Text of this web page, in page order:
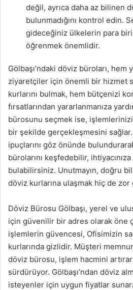
değil, ayrıca daha az bilinen
bulunmadığını kontrol edin.
gideceğiniz ülkelerin para
öğrenmek önemlidir.
Gölbaşı’ndaki döviz büroları, hem
ziyaretçiler için önemli bir hizmet
kurlarını bulmak, hem bütçenizi
fırsatlarından yararlanmanıza
bürosunu seçmek ise,
bir şekilde gerçekleşmesini
ipuçlarını göz önünde
bürolarını keşfedebilir,
bulabilirsiniz. Unutmayın, doğru
döviz kurlarına ulaşmak hiç de zor
Döviz Bürosu Gölbaşı, yerel ve
için güvenilir bir adres olarak öne
işlemlerin güvencesi, Ofisimizin
kurlarında gizlidir. Müşteri
döviz bürosu, işlem hacmini
sürdürüyor. Gölbaşı’ndan döviz
isteyenler için uygun fiyatlar